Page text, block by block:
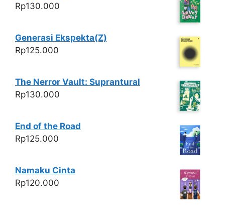
Rp130.000
Generasi Ekspekta(Z)
Rp125.000
The Nerror Vault: Suprantural
Rp130.000
End of the Road
Rp125.000
Namaku Cinta
Rp120.000